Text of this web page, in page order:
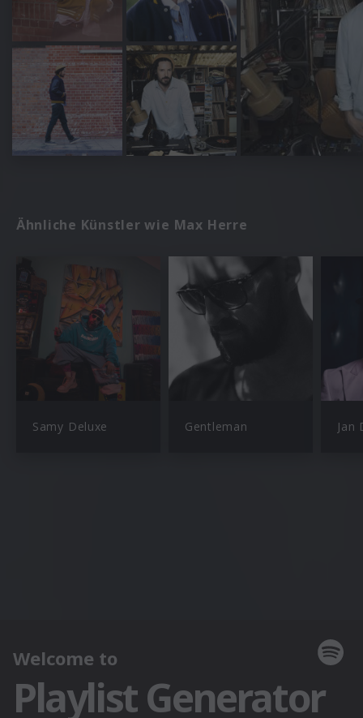
Ähnliche Künstler wie Max Herre
Samy Deluxe Gentleman Jan